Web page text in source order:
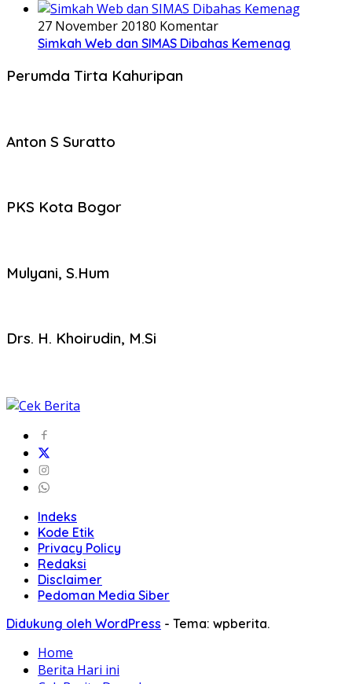
27 November 20180 Komentar
Simkah Web dan SIMAS Dibahas Kemenag
Perumda Tirta Kahuripan
Anton S Suratto
PKS Kota Bogor
Mulyani, S.Hum
Drs. H. Khoirudin, M.Si
Indeks
Kode Etik
Privacy Policy
Redaksi
Disclaimer
Pedoman Media Siber
Didukung oleh WordPress - Tema: wpberita.
Home
Berita Hari ini